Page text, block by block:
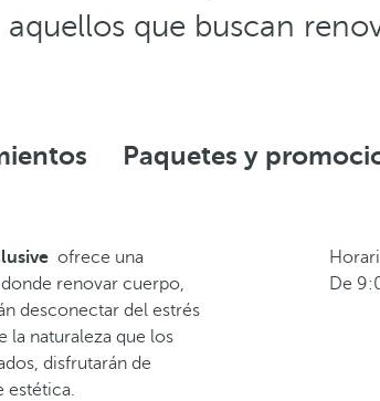
aquellos que buscan
Paquetes y
ofrece una
renovar cuerpo,
desconectar del estrés
la naturaleza que los
disfrutarán de
estética.
De